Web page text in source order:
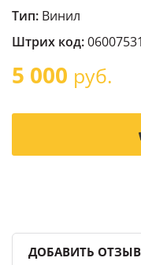
Тип: Винил
Штрих код:
5 000 руб.
ДОБАВИТЬ ОТЗЫВ